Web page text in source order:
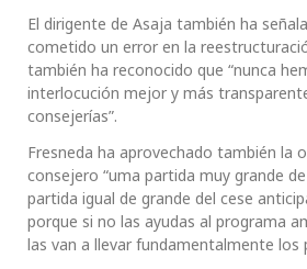
El dirigente de Asaja también ha
cometido un error en la
también ha reconocido que “nunca
interlocución mejor y más
consejerías”.
Fresneda ha aprovechado también la
consejero “uma partida muy grande
partida igual de grande del cese
porque si no las ayudas al programa
las van a llevar fundamentalmente los